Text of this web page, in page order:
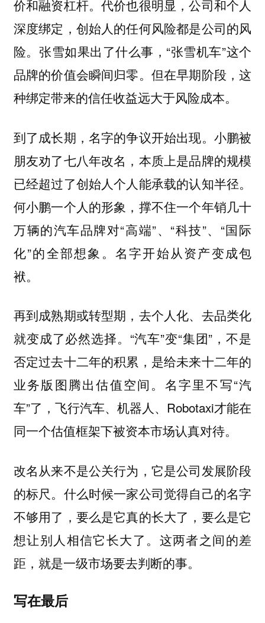
价和融资杠杆。代价也很明显，公司和个人
深度绑定，创始人的任何风险都是公司的风
险。张雪如果出了什么事，“张雪机车”这个
品牌的价值会瞬间归零。但在早期阶段，这
种绑定带来的信任收益远大于风险成本。
到了成长期，名字的争议开始出现。小鹏被
朋友劝了七八年改名，本质上是品牌的规模
已经超过了创始人个人能承载的认知半径。
何小鹏一个人的形象，撑不住一个年销几十
万辆的汽车品牌对“高端”、“科技”、“国际
化”的全部想象。名字开始从资产变成包
袱。
再到成熟期或转型期，去个人化、去品类化
就变成了必然选择。“汽车”变“集团”，不是
否定过去十二年的积累，是给未来十二年的
业务版图腾出估值空间。名字里不写“汽
车”了，飞行汽车、机器人、Robotaxi才能在
同一个估值框架下被资本市场认真对待。
改名从来不是公关行为，它是公司发展阶段
的标尺。什么时候一家公司觉得自己的名字
不够用了，要么是它真的长大了，要么是它
想让别人相信它长大了。这两者之间的差
距，就是一级市场要去判断的事。
写在最后